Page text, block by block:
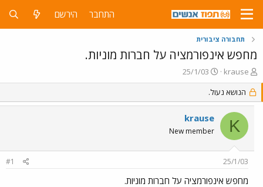
התחבר הירשם
תחבורה ציבורית
מחפש אינפורמציה על חברות מוניות.
פ
ו
ת
ח
נ
krause
פ
ו
ר
ס
ב
ת
ך
25/1/03
הנושא נעול.
K
krause
New member
25/1/03
#1
מחפש אינפורמציה על חברות מוניות.